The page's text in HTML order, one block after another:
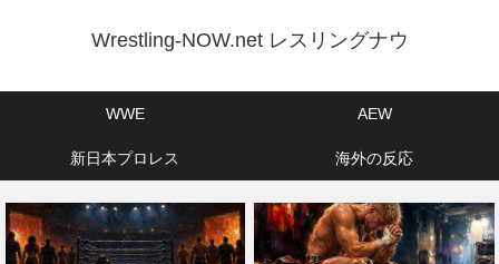
Wrestling-NOW.net レスリングナウ
WWE AEW
新日本プロレス 海外の反応